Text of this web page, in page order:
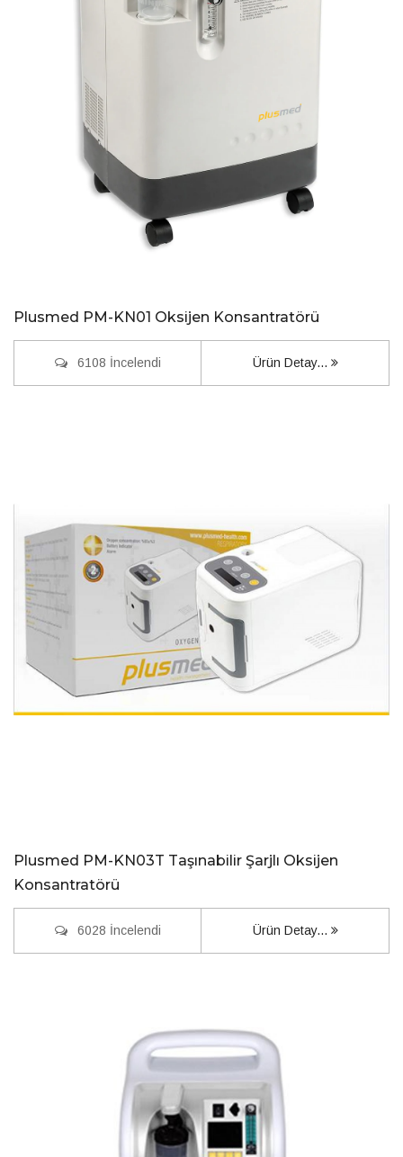
Plusmed PM-KN01 Oksijen Konsantratörü
6108 İncelendi Ürün Detay...
Plusmed PM-KN03T Taşınabilir Şarjlı Oksijen
Konsantratörü
6028 İncelendi Ürün Detay...